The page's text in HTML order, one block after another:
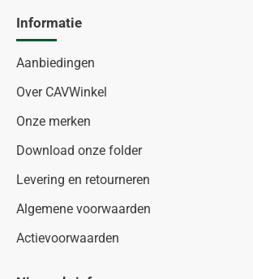
Informatie
Aanbiedingen
Over CAVWinkel
Onze merken
Download onze folder
Levering en retourneren
Algemene voorwaarden
Actievoorwaarden